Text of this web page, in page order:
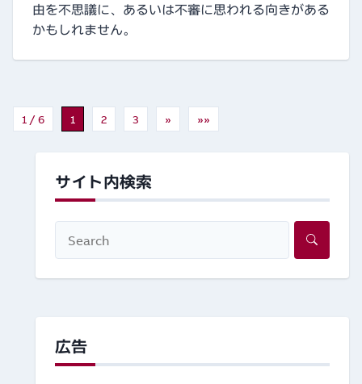
由を不思議に、あるいは不審に思われる向きがある
かもしれません。
1 / 6 1 2 3 » »»
サイト内検索
広告